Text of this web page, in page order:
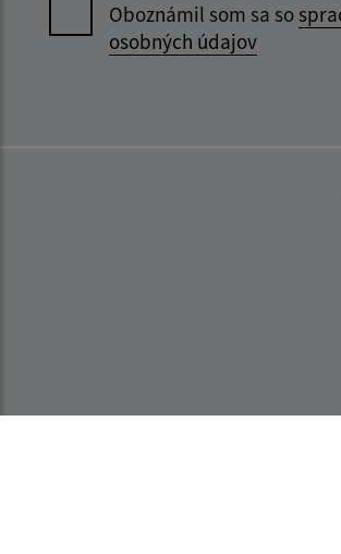
Oboznámil som sa so
osobných údajov